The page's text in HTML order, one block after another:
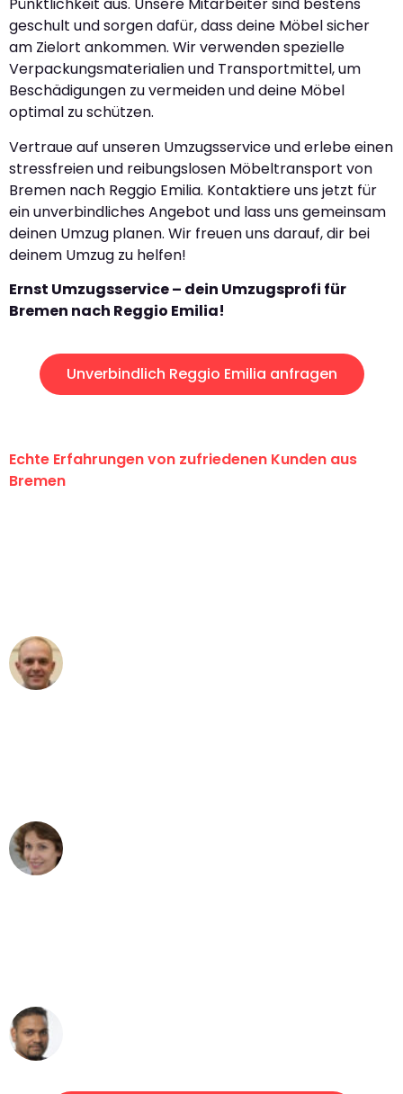
Pünktlichkeit aus. Unsere Mitarbeiter sind bestens
geschult und sorgen dafür, dass deine Möbel sicher
am Zielort ankommen. Wir verwenden spezielle
Verpackungsmaterialien und Transportmittel, um
Beschädigungen zu vermeiden und deine Möbel
optimal zu schützen.
Vertraue auf unseren Umzugsservice und erlebe einen
stressfreien und reibungslosen Möbeltransport von
Bremen nach Reggio Emilia. Kontaktiere uns jetzt für
ein unverbindliches Angebot und lass uns gemeinsam
deinen Umzug planen. Wir freuen uns darauf, dir bei
deinem Umzug zu helfen!
Ernst Umzugsservice – dein Umzugsprofi für
Bremen nach Reggio Emilia!
Unverbindlich Reggio Emilia anfragen
Echte Erfahrungen von zufriedenen Kunden aus
Bremen